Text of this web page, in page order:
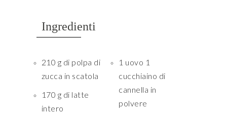
Ingredienti
210 g di polpa di
zucca in scatola
170 g di latte
intero
1 uovo 1
cucchiaino di
cannella in
polvere